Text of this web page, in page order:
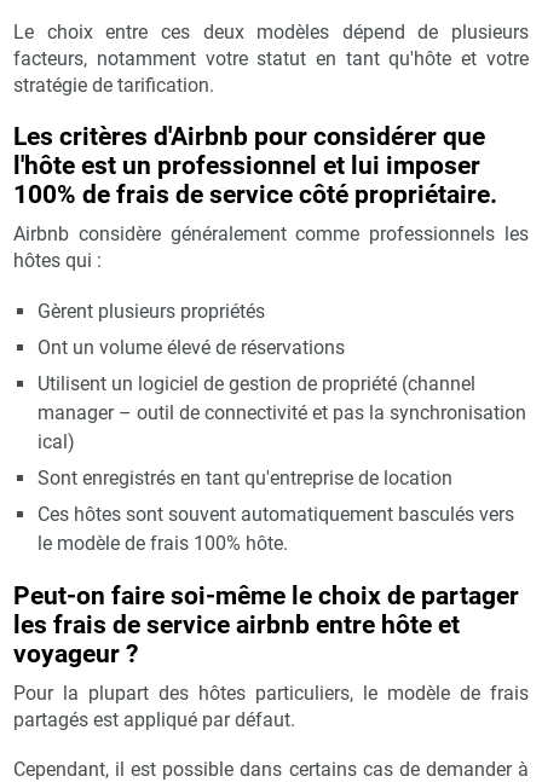
Le choix entre ces deux modèles dépend de plusieurs
facteurs, notamment votre statut en tant qu'hôte et votre
stratégie de tarification.
Les critères d'Airbnb pour considérer que
l'hôte est un professionnel et lui imposer
100% de frais de service côté propriétaire.
Airbnb considère généralement comme professionnels les
hôtes qui :
Gèrent plusieurs propriétés
Ont un volume élevé de réservations
Utilisent un logiciel de gestion de propriété (channel
manager – outil de connectivité et pas la synchronisation
ical)
Sont enregistrés en tant qu'entreprise de location
Ces hôtes sont souvent automatiquement basculés vers
le modèle de frais 100% hôte.
Peut-on faire soi-même le choix de partager
les frais de service airbnb entre hôte et
voyageur ?
Pour la plupart des hôtes particuliers, le modèle de frais
partagés est appliqué par défaut.
Cependant, il est possible dans certains cas de demander à